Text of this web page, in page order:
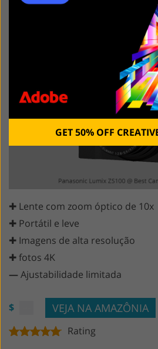
5. Panasonic
✚ Lente com zoom óptico de 10x
✚ Portátil e leve
✚ Imagens de alta resolução
✚ fotos 4K
—Ajustabilidade limitada
$ VEJA NA AMAZÔNIA
Rating
GET 50% OFF